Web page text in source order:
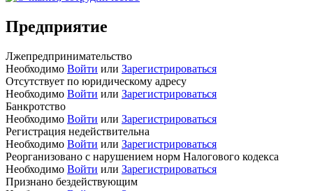
Предприятие
Лжепредпринимательство
Необходимо Войти или Зарегистрироваться
Отсутствует по юридическому адресу
Необходимо Войти или Зарегистрироваться
Банкротство
Необходимо Войти или Зарегистрироваться
Регистрация недействительна
Необходимо Войти или Зарегистрироваться
Реорганизовано с нарушением норм Налогового кодекса
Необходимо Войти или Зарегистрироваться
Признано бездействующим